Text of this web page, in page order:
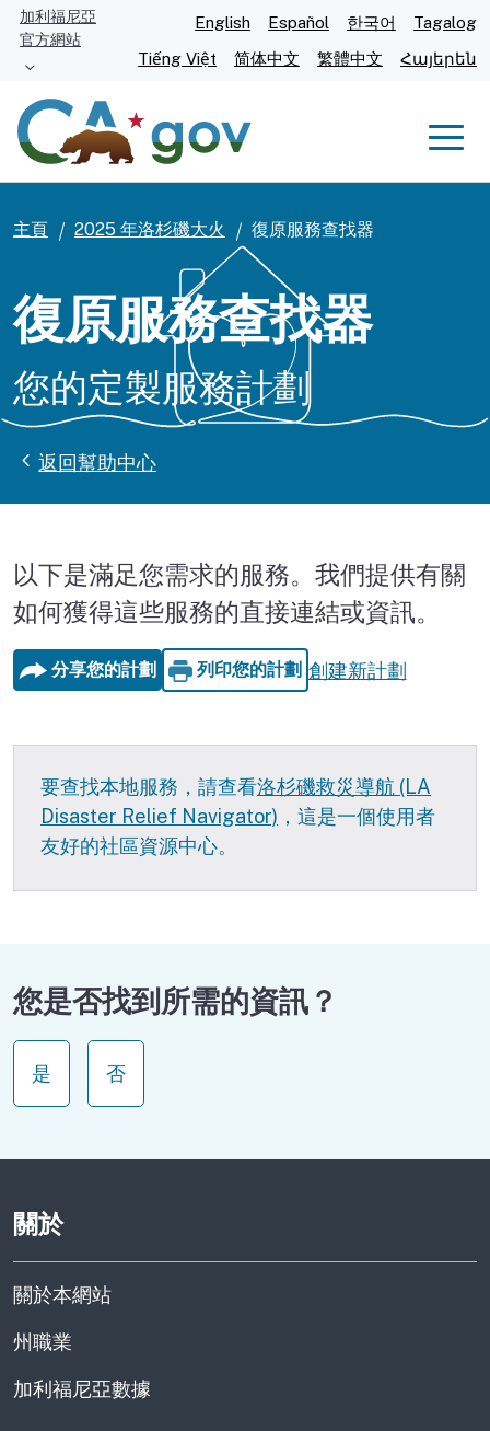
跳
主
內
加利福尼亞
官方網站
English Español 한국어
Tagalog
Tiếng Việt
简体中文 繁體中文 Հայերեն
主頁 2025 年洛杉磯大火 復原服務查找器
復原服務查找器
您的定製服務計劃
返回幫助中心
以下是滿足您需求的服務。我們提供有關
如何獲得這些服務的直接連結或資訊。
分享您的計劃 列印您的計劃 創建新計劃
要查找本地服務，請查看洛杉磯救災導航 (LA
Disaster Relief Navigator) ，這是一個使用者
友好的社區資源中心。
您是否找到所需的資訊？
是 否
關於
關於本網站
州職業
加利福尼亞數據